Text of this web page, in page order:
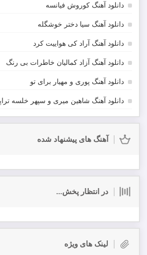
دانلود آهنگ کوروش فیانسه
دانلود آهنگ سیا دختر خوشگله
دانلود آهنگ آراد کی هواییت کرد
دانلود آهنگ آزاد کمالیان خاطرات بی رنگ
دانلود آهنگ پوری و مهیار برای تو
دانلود آهنگ شاهین میری و سپهر خلسه
آهنگ های پیشنهاد شده
در انتظار پخش...
لینک های ویژه